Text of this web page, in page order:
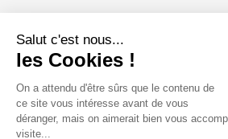
info@hautefidelite-saumur.com
Liens